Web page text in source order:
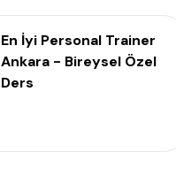
En İyi Personal Trainer
Ankara - Bireysel Özel
Ders